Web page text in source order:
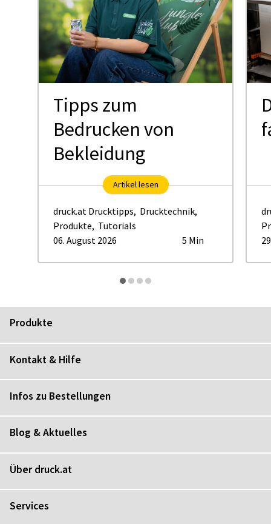
Tipps zum
Bedrucken von
Bekleidung
Artikel lesen
druck.at Drucktipps, Drucktechnik,
Produkte, Tutorials
06. August 2026
5 Min
Produkte
Kontakt & Hilfe
Infos zu Bestellungen
Blog & Aktuelles
Über druck.at
Services